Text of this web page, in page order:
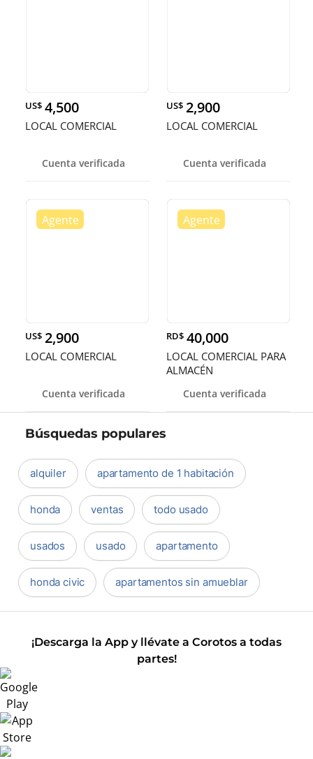
US$ 4,500
LOCAL COMERCIAL
Cuenta verificada
US$ 2,900
LOCAL COMERCIAL
Cuenta verificada
US$ 2,900
LOCAL COMERCIAL
Cuenta verificada
RD$ 40,000
LOCAL COMERCIAL PARA
ALMACÉN
Cuenta verificada
Búsquedas populares
alquiler apartamento de 1 habitación
honda ventas todo usado
usados usado apartamento
honda civic apartamentos sin amueblar
¡Descarga la App y llévate a Corotos a todas
partes!